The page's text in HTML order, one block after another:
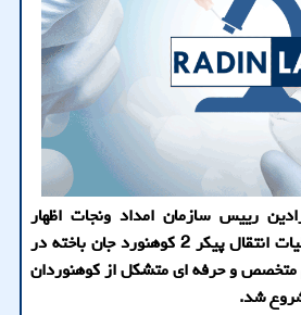
رییس سازمان امداد ونجات اظهار
داشت: بامداد امروز عملیات انتقال پیکر 2 کوهنورد جان باخته در
متخصص و حرفه ای متشکل از کوهنوردان
شد.